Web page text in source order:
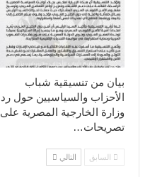
بيان من تنسيقية شباب
الأحزاب والسياسيين حول رد
وزارة الخارجية المصرية على
تصريحات…
السابق التالي